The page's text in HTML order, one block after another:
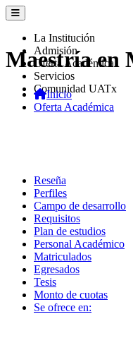
La Institución
Admisión
Oferta Académica
Servicios
Comunidad UATx
Maestría en
Inicio
Oferta Académica
Reseña
Perfiles
Campo de desarrollo
Requisitos
Plan de estudios
Personal Académico
Matriculados
Egresados
Tesis
Monto de cuotas
Se ofrece en: